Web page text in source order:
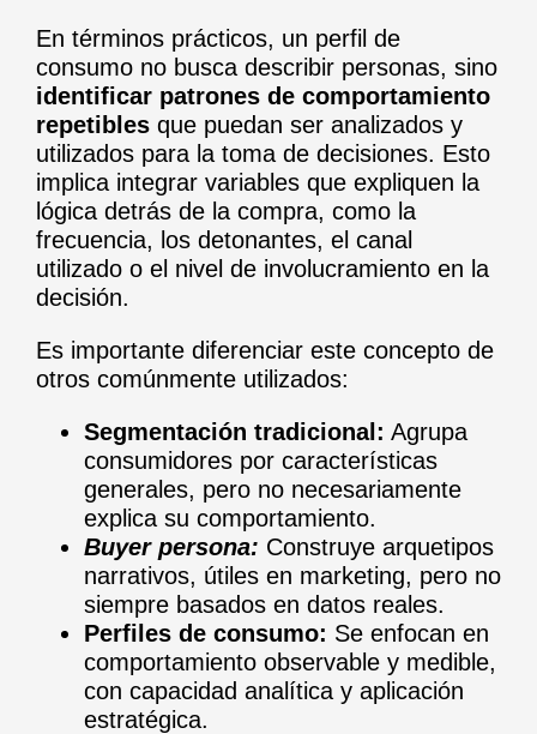
En términos prácticos, un perfil de
consumo no busca describir personas, sino
identificar patrones de comportamiento
repetiblesque puedan ser analizados y
utilizados para la toma de decisiones. Esto
implica integrar variables que expliquen la
lógica detrás de la compra, como la
frecuencia, los detonantes, el canal
utilizado o el nivel de involucramiento en la
decisión.
Es importante diferenciar este concepto de
otros comúnmente utilizados:
Segmentación tradicional: Agrupa
consumidores por características
generales, pero no necesariamente
explica su comportamiento.
Buyer persona: Construye arquetipos
narrativos, útiles en marketing, pero no
siempre basados en datos reales.
Perfiles de consumo: Se enfocan en
comportamiento observable y medible,
con capacidad analítica y aplicación
estratégica.